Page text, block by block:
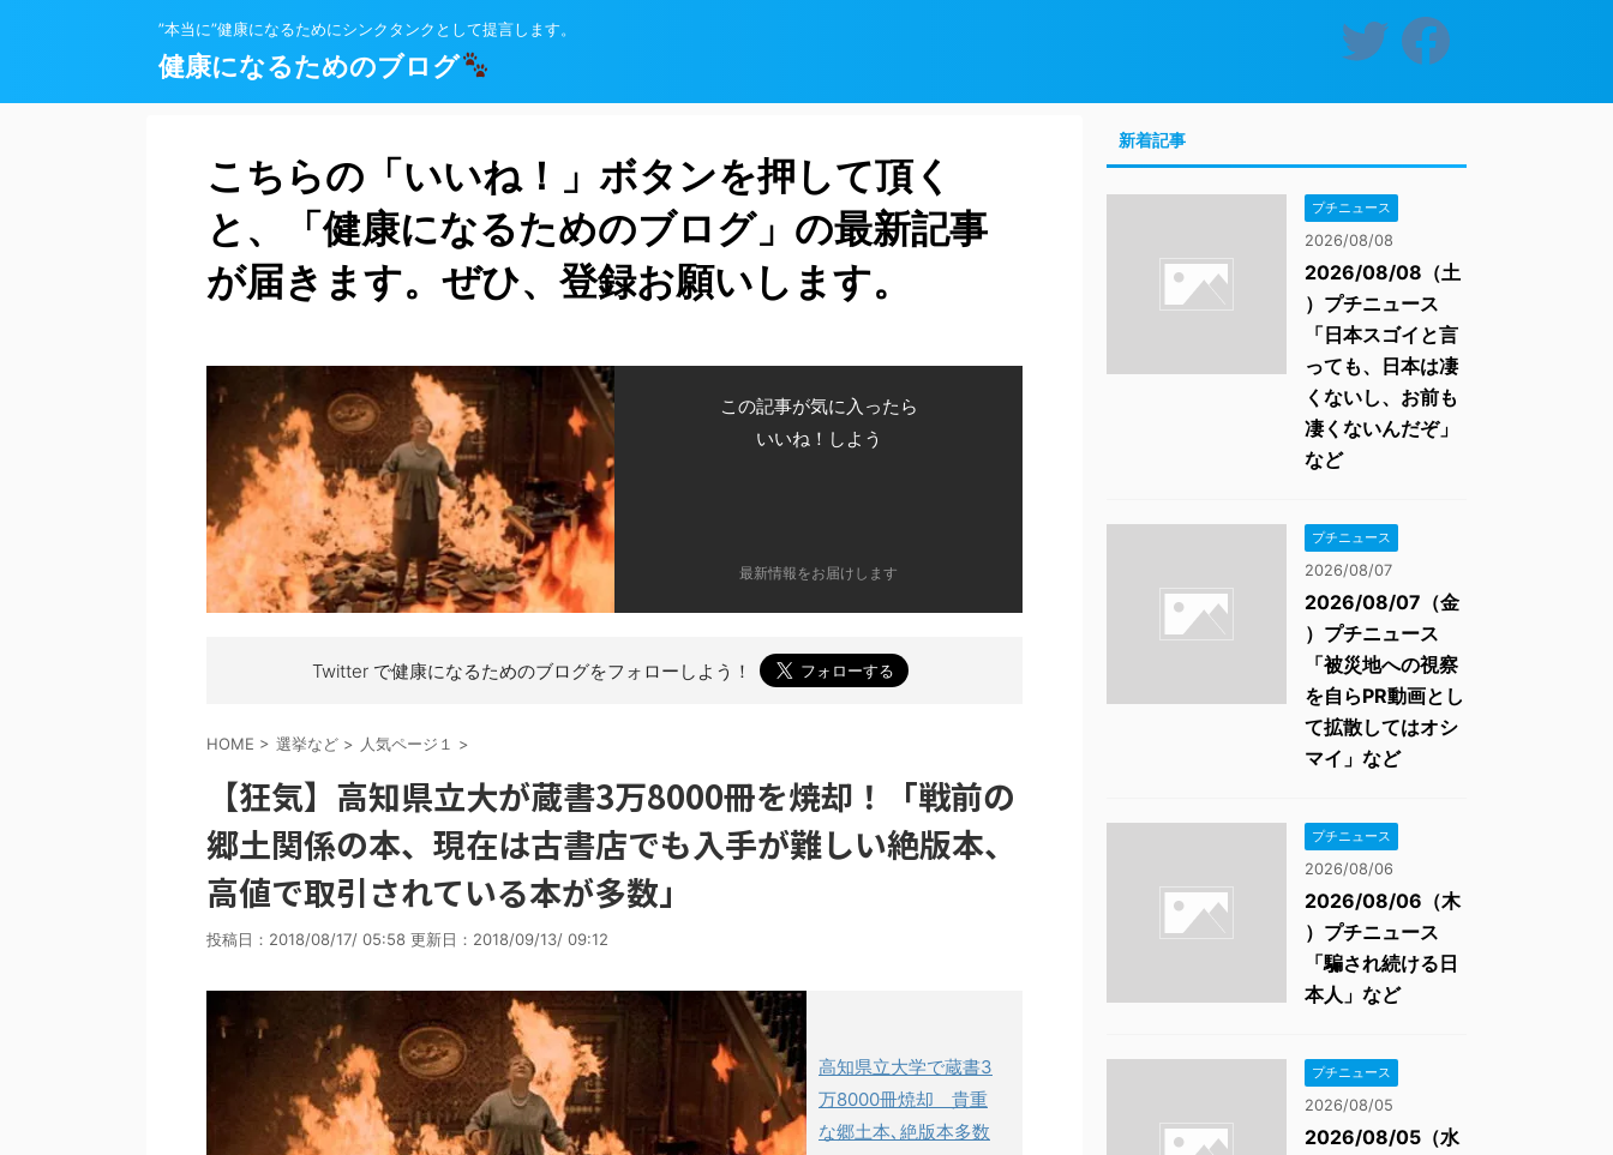
”本当に”健康になるためにシンクタンクとして提言します。
健康になるためのブログ
こちらの「いいね！」ボタンを押して頂く
と、「健康になるためのブログ」の最新記事
が届きます。ぜひ、登録お願いします。
この記事が気に入ったら
いいね！しよう
最新情報をお届けします
Twitter で健康になるためのブログをフォローしよう！
HOME > 選挙など > 人気ページ１ >
【狂気】高知県立大が蔵書3万8000冊を焼却！「戦前の
郷土関係の本、現在は古書店でも入手が難しい絶版本、
高値で取引されている本が多数」
投稿日：2018/08/17/ 05:58 更新日： 2018/09/13/ 09:12
高知県立大学で蔵書3
万8000冊焼却 貴重
な郷土本､絶版本多数
新着記事
プチニュース
2026/08/08
2026/08/08（土
）プチニュース
「日本スゴイと言
っても、日本は凄
くないし、お前も
凄くないんだぞ」
など
プチニュース
2026/08/07
2026/08/07（金
）プチニュース
「被災地への視察
を自らPR動画とし
て拡散してはオシ
マイ」など
プチニュース
2026/08/06
2026/08/06（木
）プチニュース
「騙され続ける日
本人」など
プチニュース
2026/08/05
2026/08/05（水